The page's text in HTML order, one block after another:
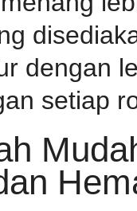
dengan
setiap